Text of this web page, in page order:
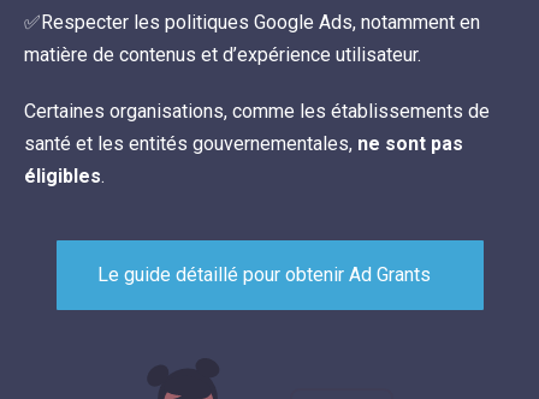
✅Respecter les politiques Google Ads, notamment en
matière de contenus et d’expérience utilisateur.
Certaines organisations, comme les établissements de
santé et les entités gouvernementales, ne sont pas
éligibles.
Le guide détaillé pour obtenir Ad Grants